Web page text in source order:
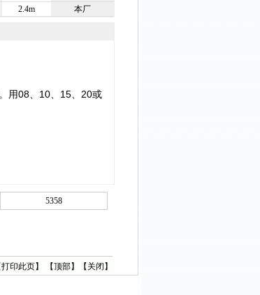
2.4m 本厂
用08、10、15、20或
5358
打印此页】 【顶部】【 关闭 】